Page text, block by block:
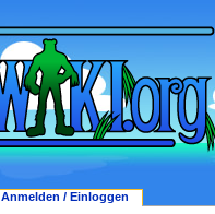
Anmelden / Einloggen